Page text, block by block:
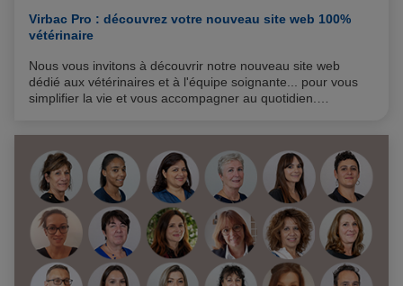
Virbac Pro : découvrez votre nouveau site web 100%
vétérinaire
Nous vous invitons à découvrir notre nouveau site web
dédié aux vétérinaires et à l'équipe soignante... pour vous
simplifier la vie et vous accompagner au quotidien.